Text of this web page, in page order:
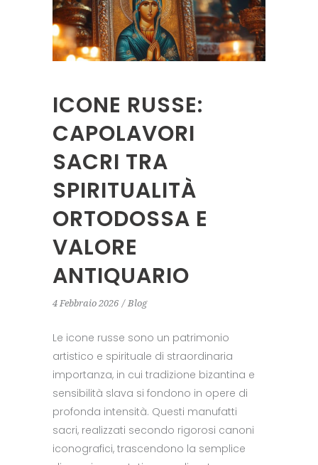
ICONE RUSSE:
CAPOLAVORI
SACRI TRA
SPIRITUALITÀ
ORTODOSSA E
VALORE
ANTIQUARIO
4 Febbraio 2026 Blog
Le icone russe sono un patrimonio
artistico e spirituale di straordinaria
importanza, in cui tradizione bizantina e
sensibilità slava si fondono in opere di
profonda intensità. Questi manufatti
sacri, realizzati secondo rigorosi canoni
iconografici, trascendono la semplice